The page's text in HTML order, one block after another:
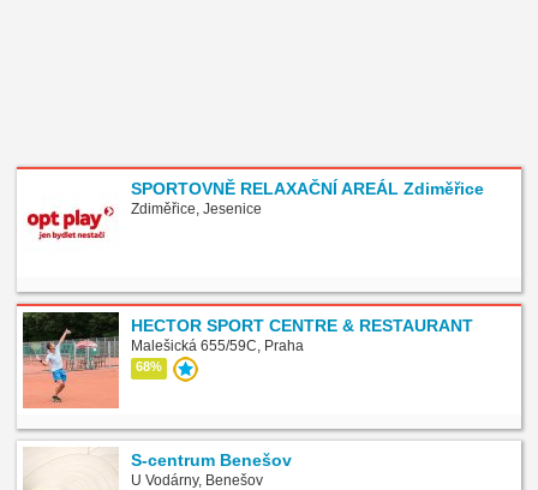
SPORTOVNĚ RELAXAČNÍ AREÁL Zdiměřice
Zdiměřice, Jesenice
HECTOR SPORT CENTRE & RESTAURANT
Malešická 655/59C, Praha
68%
S-centrum Benešov
U Vodárny, Benešov